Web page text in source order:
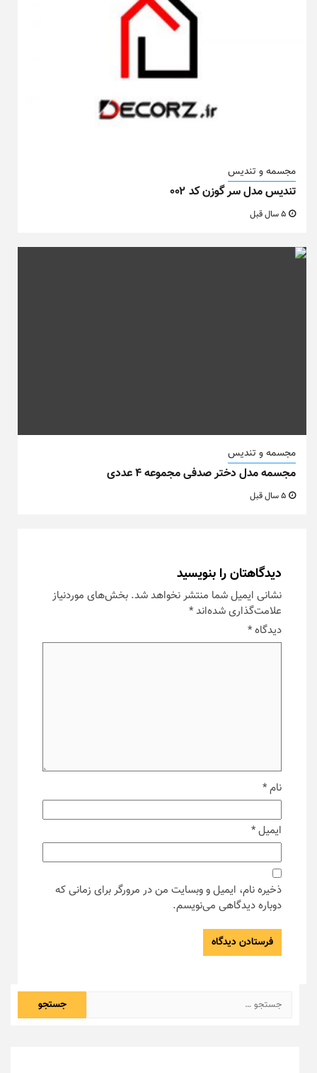
مجسمه و تندیس
تندیس مدل سر گوزن کد ۰۰۲
مجسمه و تندیس
مجسمه مدل دختر صدفی مجموعه ۴ عددی
دیدگاهتان را بنویسید
نشانی ایمیل شما منتشر نخواهد شد. بخش‌های موردنیاز
علامت‌گذاری شده‌اند*
دیدگاه*
نام*
ایمیل*
ذخیره نام، ایمیل و وبسایت من در مرورگر برای زمانی که
دوباره دیدگاهی می‌نویسم.
جستجو
برای: